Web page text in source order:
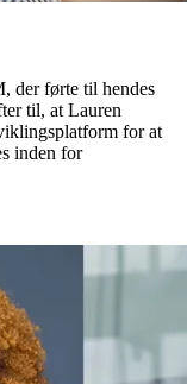
der førte til hendes
til, at Lauren
for at
inden for